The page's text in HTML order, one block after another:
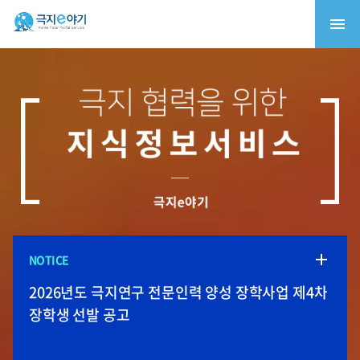
NOTICE
2026 청소년 북극연구체험단 (21C 다산주니어)
1차 심사 합격자 발표
북극항로 정책토론회: 북극항로, 속도전이 아닌
책임의 항로
극지환경재현실용화센터 입주기업 모집
극지연구소, 2026-27년 남극과학기지 월동연구대
모집
2026년도 극지연구 전문인력 양성 장학사업 제4차
장학생 선발 공고